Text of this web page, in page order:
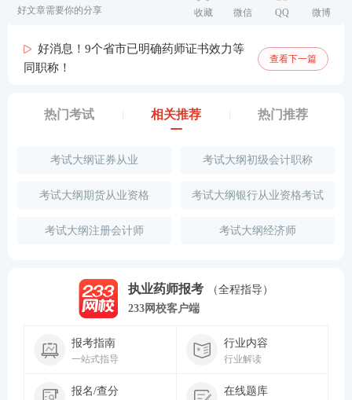
好文章需要你的分享
收藏 微信 QQ 微博
好消息！9个省市已明确药师证书效力等
同职称！
查看下一篇
热门考试 相关推荐 热门推荐
考试大纲证券从业 考试大纲初级会计职称
考试大纲期货从业资格 考试大纲银行从业资格考试
考试大纲注册会计师 考试大纲经济师
执业药师报考
（全程指导）
233网校客户端
报考指南
一站式指导
行业内容
行业解读
报名/查分 在线题库